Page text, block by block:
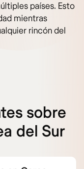
países. Esto
mientras
rincón del
sobre
del Sur